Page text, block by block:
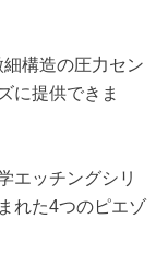
構造の圧力セン
に提供できま
エッチングシリ
れた4つのピエゾ